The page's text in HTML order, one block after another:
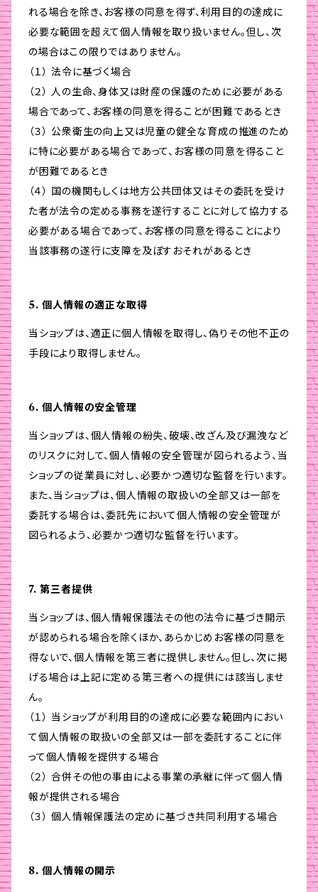
れる場合を除き、お客様の同意を得ず、利用目的の達成に
必要な範囲を超えて個人情報を取り扱いません。但し、次
の場合はこの限りではありません。
（１） 法令に基づく場合
（２） 人の生命、身体又は財産の保護のために必要がある
場合であって、お客様の同意を得ることが困難であるとき
（３） 公衆衛生の向上又は児童の健全な育成の推進のため
に特に必要がある場合であって、お客様の同意を得ること
が困難であるとき
（４） 国の機関もしくは地方公共団体又はその委託を受け
た者が法令の定める事務を遂行することに対して協力する
必要がある場合であって、お客様の同意を得ることにより
当該事務の遂行に支障を及ぼすおそれがあるとき
5. 個人情報の適正な取得
当ショップは、適正に個人情報を取得し、偽りその他不正の
手段により取得しません。
6. 個人情報の安全管理
当ショップは、個人情報の紛失、破壊、改ざん及び漏洩など
のリスクに対して、個人情報の安全管理が図られるよう、当
ショップの従業員に対し、必要かつ適切な監督を行います。
また、当ショップは、個人情報の取扱いの全部又は一部を
委託する場合は、委託先において個人情報の安全管理が
図られるよう、必要かつ適切な監督を行います。
7. 第三者提供
当ショップは、個人情報保護法その他の法令に基づき開示
が認められる場合を除くほか、あらかじめお客様の同意を
得ないで、個人情報を第三者に提供しません。但し、次に掲
げる場合は上記に定める第三者への提供には該当しませ
ん。
（１） 当ショップが利用目的の達成に必要な範囲内におい
て個人情報の取扱いの全部又は一部を委託することに伴
って個人情報を提供する場合
（２） 合併その他の事由による事業の承継に伴って個人情
報が提供される場合
（３） 個人情報保護法の定めに基づき共同利用する場合
8. 個人情報の開示